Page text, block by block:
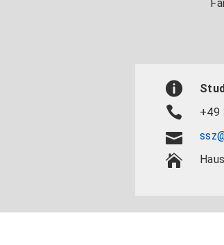
+49